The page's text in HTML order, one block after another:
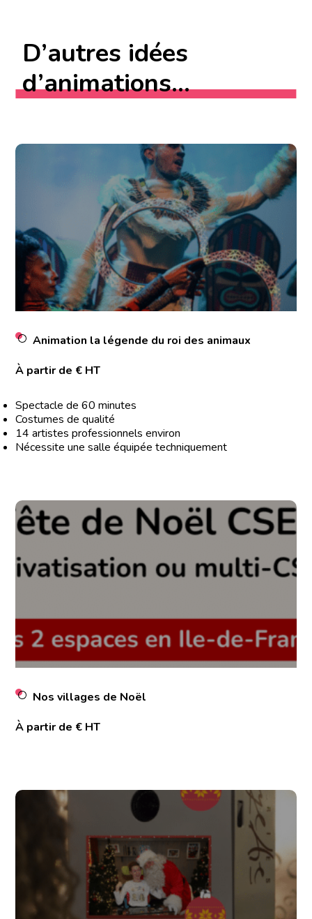
D’autres idées
d’animations...
Animation la légende du roi des animaux
À partir de € HT
Spectacle de 60 minutes
Costumes de qualité
14 artistes professionnels environ
Nécessite une salle équipée techniquement
Nos villages de Noël
À partir de € HT